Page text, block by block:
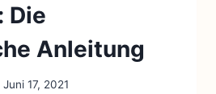
Die
Anleitung
Juni 17, 2021